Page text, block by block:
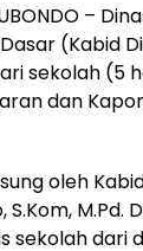
–
(Kabid
sekolah (5
dan
oleh
S.Kom,
sekolah dari